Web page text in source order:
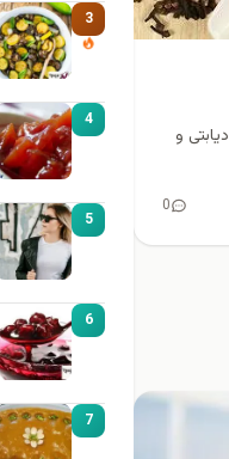
و
0
3
4
5
6
7